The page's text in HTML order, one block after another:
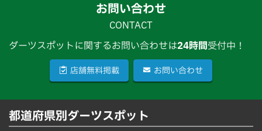
お問い合わせ
CONTACT
ダーツスポットに関するお問い合わせは24時間受付中！
店舗無料掲載 お問い合わせ
都道府県別ダーツスポット